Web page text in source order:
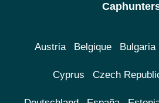
Austria Belgique Bulgaria
Cyprus Czech